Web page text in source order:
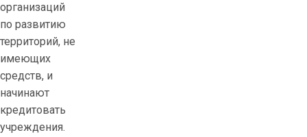
организаций
по развитию
территорий, не
имеющих
средств, и
начинают
кредитовать
учреждения.